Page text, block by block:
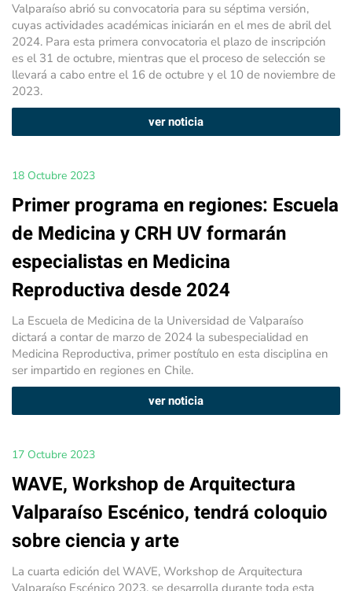
Valparaíso abrió su convocatoria para su séptima versión,
cuyas actividades académicas iniciarán en el mes de abril del
2024. Para esta primera convocatoria el plazo de inscripción
es el 31 de octubre, mientras que el proceso de selección se
llevará a cabo entre el 16 de octubre y el 10 de noviembre de
2023.
ver noticia
18 Octubre 2023
Primer programa en regiones: Escuela
de Medicina y CRH UV formarán
especialistas en Medicina
Reproductiva desde 2024
La Escuela de Medicina de la Universidad de Valparaíso
dictará a contar de marzo de 2024 la subespecialidad en
Medicina Reproductiva, primer postítulo en esta disciplina en
ser impartido en regiones en Chile.
ver noticia
17 Octubre 2023
WAVE, Workshop de Arquitectura
Valparaíso Escénico, tendrá coloquio
sobre ciencia y arte
La cuarta edición del WAVE, Workshop de Arquitectura
Valparaíso Escénico 2023, se desarrolla durante toda esta